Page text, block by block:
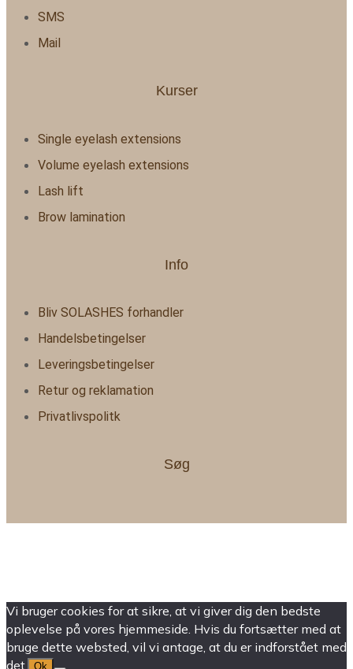
SMS
Mail
Kurser
Single eyelash extensions
Volume eyelash extensions
Lash lift
Brow lamination
Info
Bliv SOLASHES forhandler
Handelsbetingelser
Leveringsbetingelser
Retur og reklamation
Privatlivspolitk
Søg
Vi bruger cookies for at sikre, at vi giver dig den bedste
oplevelse på vores hjemmeside. Hvis du fortsætter med at
bruge dette websted, vil vi antage, at du er indforstået med
det.
Ok